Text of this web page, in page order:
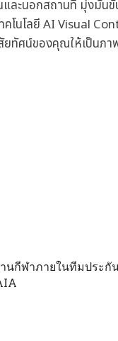
ละนอกสถานที่ มุ่งมั่น
คโนโลยี AI Visual
สัยทัศน์ของคุณให้เป็น
นกีฬาภายในทีมประกั